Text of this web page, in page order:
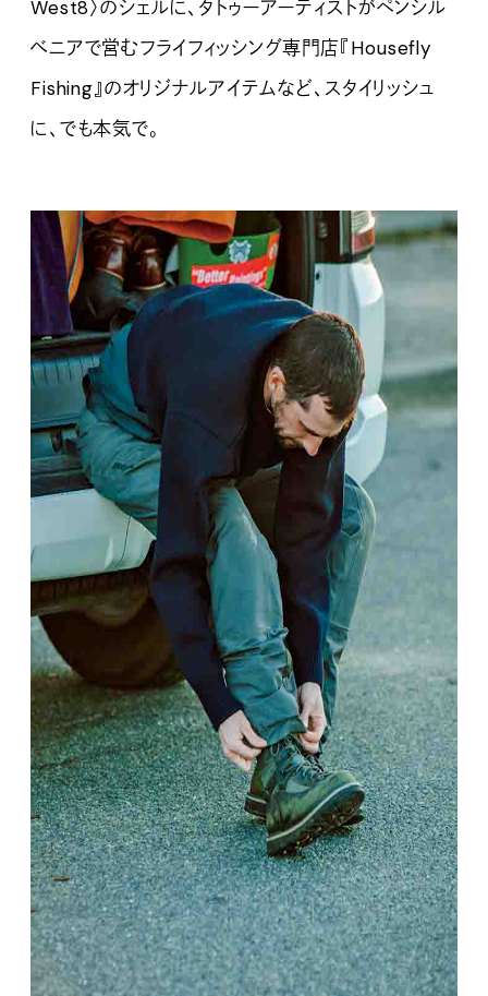
West8〉のシェルに、タトゥーアーティストがペンシル
べニアで営むフライフィッシング専門店『Housefly
Fishing』のオリジナルアイテムなど、スタイリッシュ
に、でも本気で。